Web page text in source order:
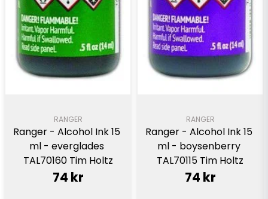
RANGER
Ranger - Alcohol Ink 15
ml - everglades
TAL70160 Tim Holtz
74 kr
RANGER
Ranger - Alcohol Ink 15
ml - boysenberry
TAL70115 Tim Holtz
74 kr